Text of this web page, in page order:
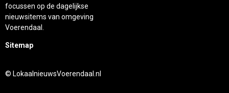
focussen op de dagelijkse
nieuwsitems van omgeving
Voerendaal.
Sitemap
© LokaalnieuwsVoerendaal.nl